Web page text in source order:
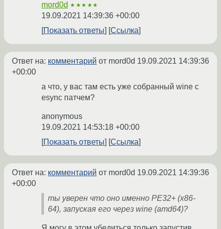
mord0d ★★★★★
19.09.2021 14:39:36 +00:00
Показать ответы
Ссылка
Ответ на: комментарий от mord0d 19.09.2021 14:39:36
+00:00
а что, у вас там есть уже собранный wine с
esync патчем?
anonymous
19.09.2021 14:53:18 +00:00
Показать ответы
Ссылка
Ответ на: комментарий от mord0d 19.09.2021 14:39:36
+00:00
ты уверен что оно именно PE32+ (x86-
64), запуская его через wine (amd64)?